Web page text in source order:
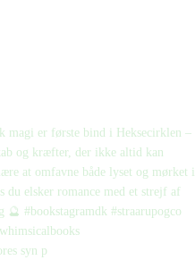
syn p